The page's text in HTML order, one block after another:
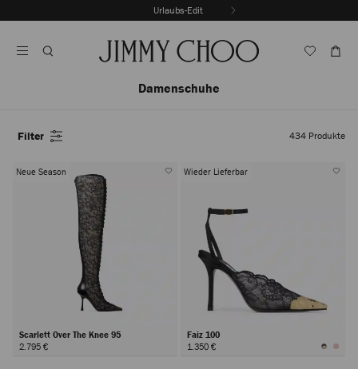
Inhalt
Urlaubs-Edit
Damenschuhe
Filter 434 Produkte
Neue Season
Scarlett Over The Knee 95
2.795 €
Wieder Lieferbar
Faiz 100
1.350 €